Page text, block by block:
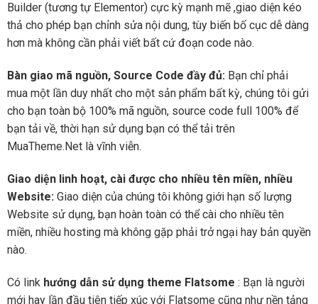
Builder (tương tự Elementor) cực kỳ mạnh mẽ ,giao diện kéo
thả cho phép bạn chỉnh sửa nội dung, tùy biến bố cục dễ dàng
hơn mà không cần phải viết bất cứ đoạn code nào.
Bàn giao mã nguồn, Source Code đầy đủ: Bạn chỉ phải
mua một lần duy nhất cho một sản phẩm bất kỳ, chúng tôi gửi
cho bạn toàn bộ 100% mã nguồn, source code full 100% để
bạn tải về, thời hạn sử dụng bạn có thể tải trên
MuaTheme.Net là vĩnh viễn.
Giao diện linh hoạt, cài được cho nhiều tên miền, nhiều
Website: Giao diện của chúng tôi không giới hạn số lượng
Website sử dụng, bạn hoàn toàn có thể cài cho nhiều tên
miền, nhiều hosting mà không gặp phải trở ngại hay bản quyền
nào.
Có link hướng dẫn sử dụng theme Flatsome : Bạn là người
mới hay lần đầu tiên tiếp xúc với Flatsome cũng như nền tảng